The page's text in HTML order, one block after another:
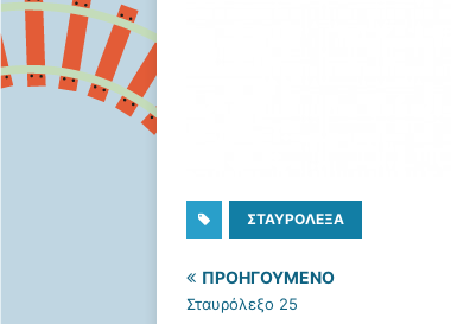
ΣΤΑΥΡΌΛΕΞΑ
ΠΡΟΗΓΟΎΜΕΝΟ
Σταυρόλεξο 25